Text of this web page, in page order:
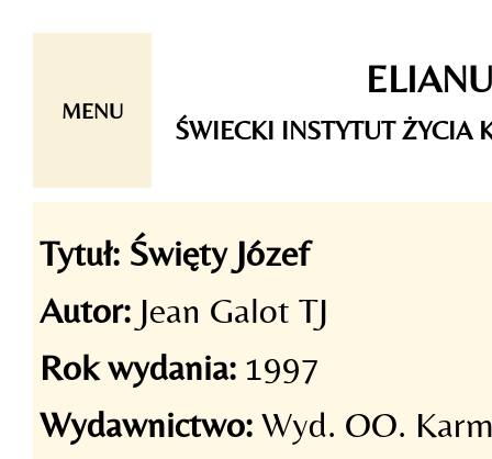
ŚWIECKI INSTYTUT ŻYCIA
MENU
Tytuł: Święty Józef
Autor: Jean Galot TJ
Rok wydania: 1997
Wydawnictwo: Wyd. OO.